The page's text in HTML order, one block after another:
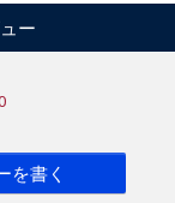
ー
を書く